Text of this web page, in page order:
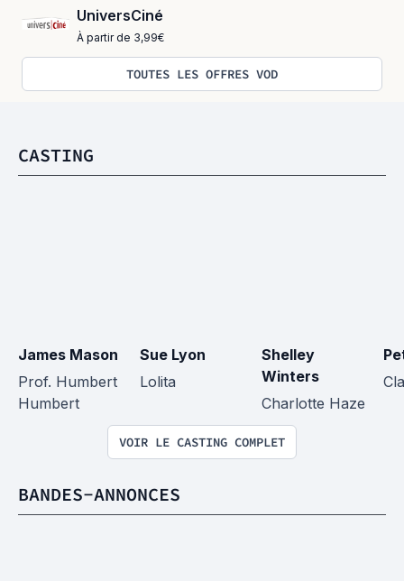
UniversCiné
À partir de 3,99€
TOUTES LES OFFRES VOD
CASTING
James Mason
Prof. Humbert
Humbert
Sue Lyon
Lolita
Shelley
Winters
Charlotte Haze
VOIR LE CASTING COMPLET
BANDES-ANNONCES